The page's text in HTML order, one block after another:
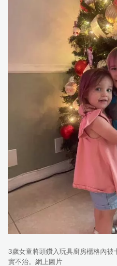
3歲女童將頭鑽入玩具廚房櫃格內被
實不治。網上圖片